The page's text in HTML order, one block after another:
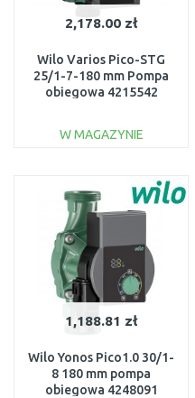
2,178.00 zł
Wilo Varios Pico-STG
25/1-7-180 mm Pompa
obiegowa 4215542
W MAGAZYNIE
Do porównania
1,188.81 zł
Wilo Yonos Pico1.0 30/1-
8 180 mm pompa
obiegowa 4248091